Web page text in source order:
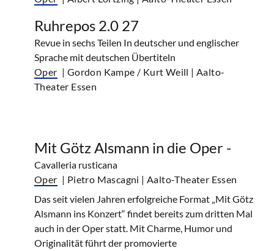
Ruhrepos 2.0 27
Revue in sechs Teilen In deutscher und englischer
Sprache mit deutschen Übertiteln
Oper | Gordon Kampe / Kurt Weill | Aalto-
Theater Essen
Mit Götz Alsmann in die Oper -
Cavalleria rusticana
Oper | Pietro Mascagni | Aalto-Theater Essen
Das seit vielen Jahren erfolgreiche Format „Mit Götz
Alsmann ins Konzert“ findet bereits zum dritten Mal
auch in der Oper statt. Mit Charme, Humor und
Originalität führt der promovierte